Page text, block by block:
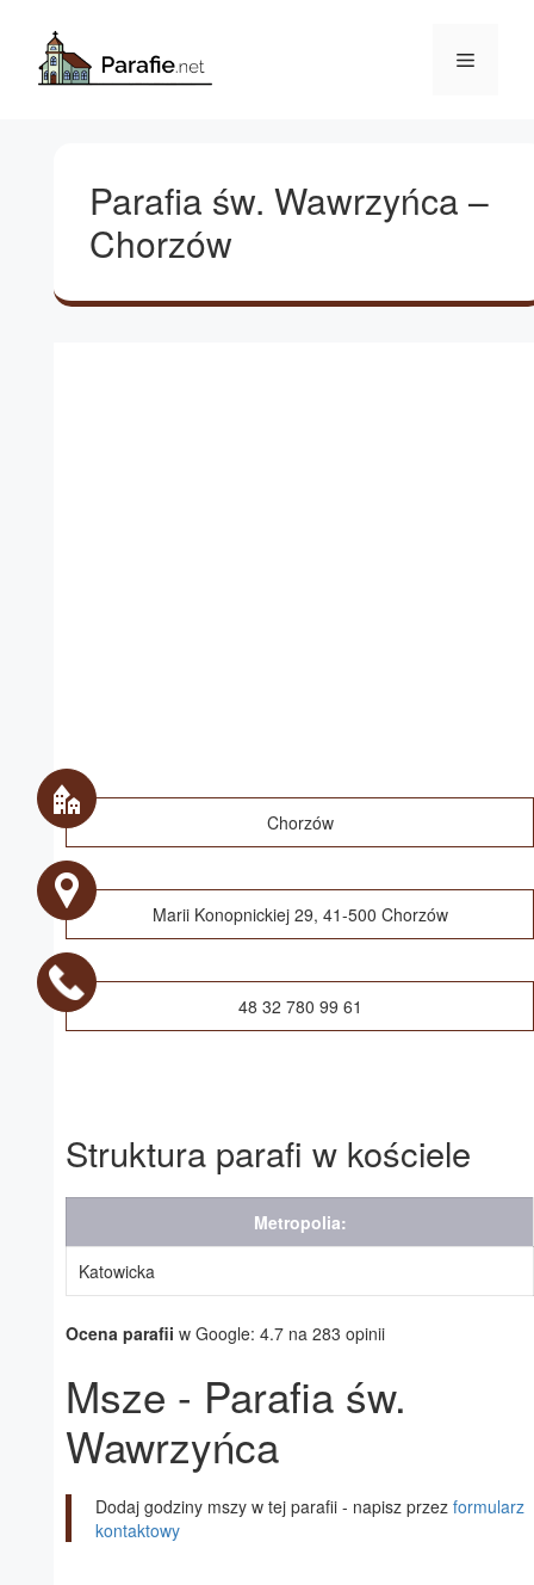
Menu
Parafia św. Wawrzyńca –
Chorzów
Chorzów
Marii Konopnickiej 29, 41-500 Chorzów
48 32 780 99 61
Struktura parafi w kościele
Metropolia:
Katowicka
Ocena parafii w Google: 4.7 na 283 opinii
Msze - Parafia św.
Wawrzyńca
Dodaj godziny mszy w tej parafii - napisz przez formularz
kontaktowy